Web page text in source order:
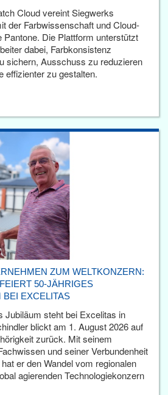
Cloud vereint Siegwerks
der Farbwissenschaft und Cloud-
Pantone. Die Plattform unterstützt
dabei, Farbkonsistenz
sichern, Ausschuss zu reduzieren
effizienter zu gestalten.
ZUM WELTKONZERN:
50-JÄHRIGES
EXCELITAS
Jubiläum steht bei Excelitas in
blickt am 1. August 2026 auf
zurück. Mit seinem
und seiner Verbundenheit
er den Wandel vom regionalen
agierenden Technologiekonzern